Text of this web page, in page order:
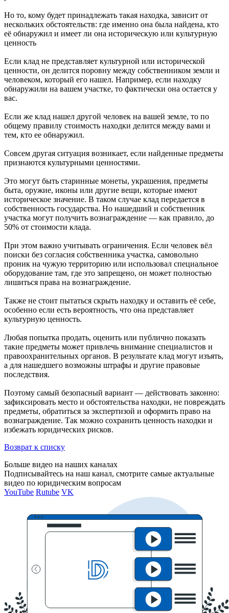
Но то, кому будет принадлежать такая находка, зависит от
нескольких обстоятельств: где именно она была найдена, кто
её обнаружил и имеет ли она историческую или культурную
ценность
Если клад не представляет культурной или исторической
ценности, он делится поровну между собственником земли и
человеком, который его нашел. Например, если находку
обнаружили на вашем участке, то фактически она остается у
вас.
Если же клад нашел другой человек на вашей земле, то по
общему правилу стоимость находки делится между вами и
тем, кто ее обнаружил.
Совсем другая ситуация возникает, если найденные предметы
признаются культурными ценностями.
Это могут быть старинные монеты, украшения, предметы
быта, оружие, иконы или другие вещи, которые имеют
историческое значение. В таком случае клад передается в
собственность государства. Но нашедший и собственник
участка могут получить вознаграждение — как правило, до
50% от стоимости клада.
При этом важно учитывать ограничения. Если человек вёл
поиски без согласия собственника участка, самовольно
проник на чужую территорию или использовал специальное
оборудование там, где это запрещено, он может полностью
лишиться права на вознаграждение.
Также не стоит пытаться скрыть находку и оставить её себе,
особенно если есть вероятность, что она представляет
культурную ценность.
Любая попытка продать, оценить или публично показать
такие предметы может привлечь внимание специалистов и
правоохранительных органов. В результате клад могут изъять,
а для нашедшего возможны штрафы и другие правовые
последствия.
Поэтому самый безопасный вариант — действовать законно:
зафиксировать место и обстоятельства находки, не повреждать
предметы, обратиться за экспертизой и оформить право на
вознаграждение. Так можно сохранить ценность находки и
избежать юридических рисков.
Возврат к списку
Больше видео на наших каналах
Подписывайтесь на наш канал, смотрите самые актуальные
видео по юридическим вопросам
YouTube Rutube VK